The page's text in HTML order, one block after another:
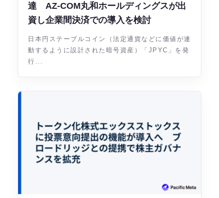
達 AZ-COM丸和ホールディングスが出
資し企業間決済での導入を検討
日本円ステーブルコイン（法定通貨などに価値が連
動するように設計された暗号資産）「JPYC」を発
行...